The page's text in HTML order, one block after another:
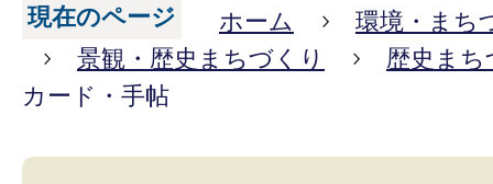
現在のページ ホーム
環境・まち
景観・歴史まちづくり
歴史まち
カード・手帖